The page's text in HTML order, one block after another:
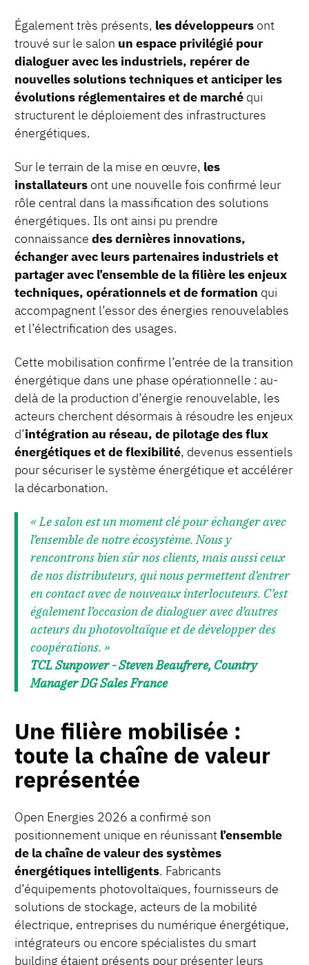
Également très présents, les développeurs ont
trouvé sur le salon un espace privilégié pour
dialoguer avec les industriels, repérer de
nouvelles solutions techniques et anticiper les
évolutions réglementaires et de marché qui
structurent le déploiement des infrastructures
énergétiques.
Sur le terrain de la mise en œuvre, les
installateurs ont une nouvelle fois confirmé leur
rôle central dans la massification des solutions
énergétiques. Ils ont ainsi pu prendre
connaissance des dernières innovations,
échanger avec leurs partenaires industriels et
partager avec l’ensemble de la filière les enjeux
techniques, opérationnels et de formation qui
accompagnent l’essor des énergies renouvelables
et l’électrification des usages.
Cette mobilisation confirme l’entrée de la transition
énergétique dans une phase opérationnelle : au-
delà de la production d’énergie renouvelable, les
acteurs cherchent désormais à résoudre les enjeux
d’intégration au réseau, de pilotage des flux
énergétiques et de flexibilité, devenus essentiels
pour sécuriser le système énergétique et accélérer
la décarbonation.
« Le salon est un moment clé pour échanger avec
l’ensemble de notre écosystème. Nous y
rencontrons bien sûr nos clients, mais aussi ceux
de nos distributeurs, qui nous permettent d’entrer
en contact avec de nouveaux interlocuteurs. C’est
également l’occasion de dialoguer avec d’autres
acteurs du photovoltaïque et de développer des
coopérations. »
TCL Sunpower - Steven Beaufrere, Country
Manager DG Sales France
Une filière mobilisée :
toute la chaîne de valeur
représentée
Open Energies 2026 a confirmé son
positionnement unique en réunissant l’ensemble
de la chaîne de valeur des systèmes
énergétiques intelligents. Fabricants
d’équipements photovoltaïques, fournisseurs de
solutions de stockage, acteurs de la mobilité
électrique, entreprises du numérique énergétique,
intégrateurs ou encore spécialistes du smart
building étaient présents pour présenter leurs